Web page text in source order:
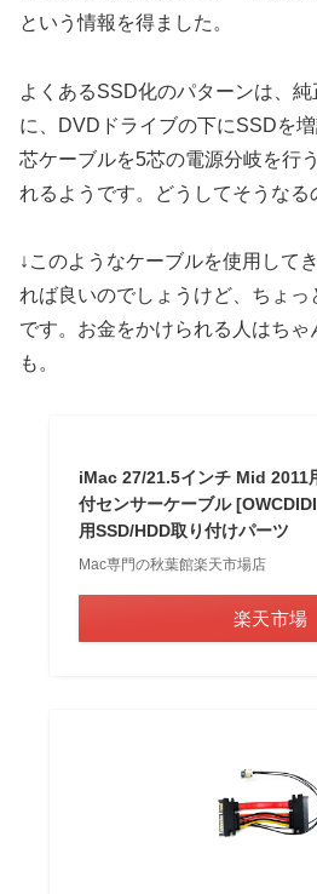
という情報を得ました。
よくあるSSD化のパターンは、
に、DVDドライブの下にSSDを
芯ケーブルを5芯の電源分岐を行
れるようです。どうしてそうなる
↓このようなケーブルを使用して
れば良いのでしょうけど、ちょ
です。お金をかけられる人はち
も。
iMac 27/21.5インチ Mid 2011
付センサーケーブル
用SSD/HDD取り付けパーツ
Mac専門の秋葉館楽天市場店
楽天市場